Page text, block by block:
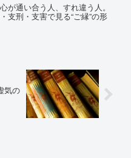
が通い合う人、すれ違う人。
支刑・支害で見る“ご縁”の形
気の